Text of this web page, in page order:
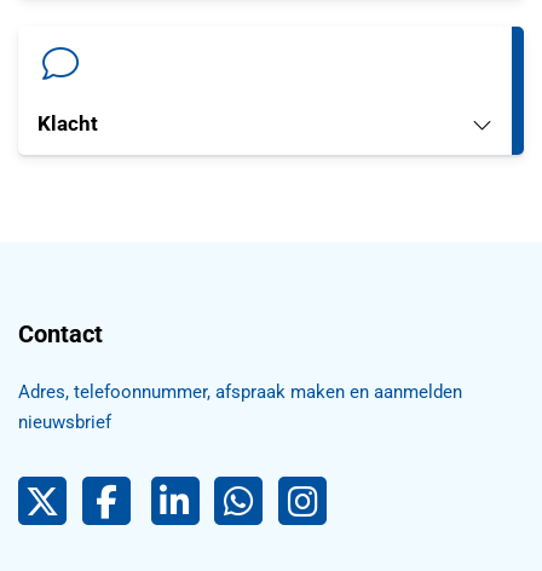
Klacht
Contact
Adres, telefoonnummer, afspraak maken en aanmelden
nieuwsbrief
Pijnacker-Nootdorp op Twitter
FacebookLinkedIn Pijnacker-Nootdorp,
Pijnacker-Nootdorp WhatsApp